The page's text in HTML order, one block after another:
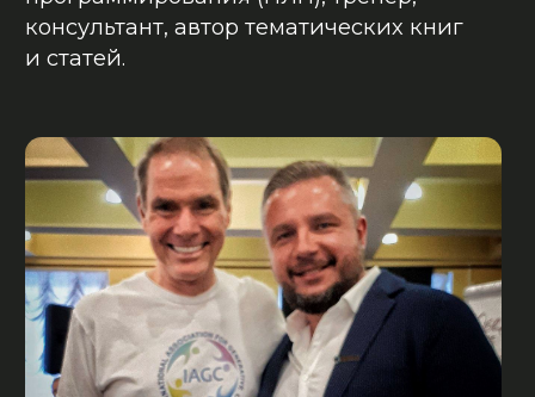
СМОТРЕТЬ ЕЩЕ КЕЙСЫ
КЛИЕНТЫ БЛАГОДАРНЫ И
ПРИХОДЯТ ПО РЕКОМЕНДАЦИЯМ!